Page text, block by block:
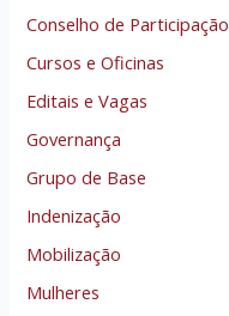
Conselho de Participação
Cursos e Oficinas
Editais e Vagas
Governança
Grupo de Base
Indenização
Mobilização
Mulheres